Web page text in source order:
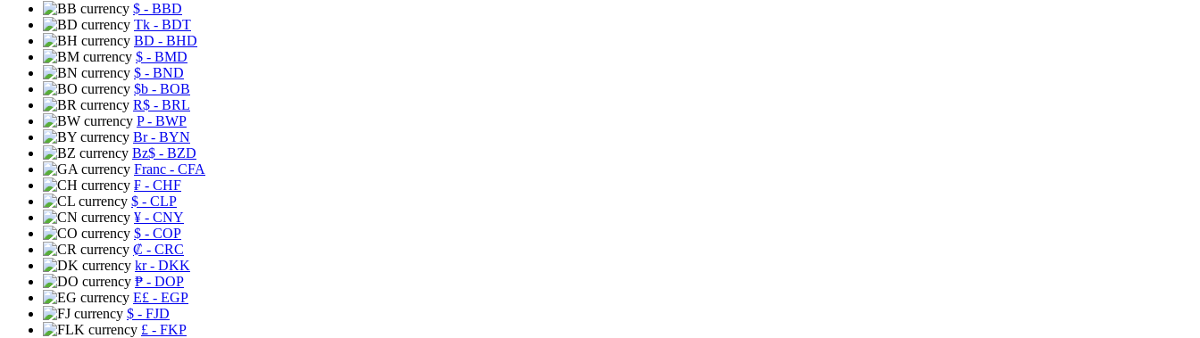
$ - BBD
Tk - BDT
BD - BHD
$ - BMD
$ - BND
$b - BOB
R$ - BRL
P- BWP
Br- BYN
Bz$ - BZD
Franc - CFA
₣ - CHF
$ - CLP
¥ - CNY
$ - COP
₡ - CRC
kr- DKK
₱ - DOP
E£ - EGP
$ - FJD
£ - FKP